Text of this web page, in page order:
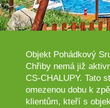
Objekt Pohádkový
Chřiby nemá již
CS-CHALUPY. Tato
omezenou dobu k
klientům, kteří s